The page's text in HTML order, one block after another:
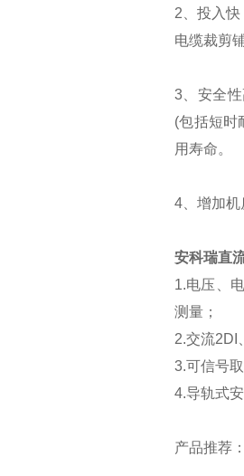
2、投入
电缆裁剪
3、安全
(包括短时
用寿命。
4、增加
安科瑞直
1.电压、
测量；
2.交流2DI
3.可信号
4.导轨式
产品推荐